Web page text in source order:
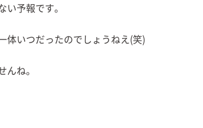
い予報です。
体いつだったのでしょうねえ(笑)
んね。